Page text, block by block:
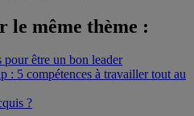
le même thème :
pour être un bon leader
: 5 compétences à travailler tout au
?